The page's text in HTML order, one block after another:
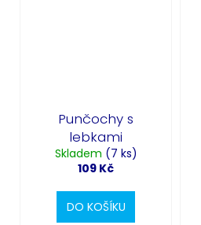
Punčochy s
lebkami
Skladem (7 ks)
109 Kč
DO KOŠÍKU